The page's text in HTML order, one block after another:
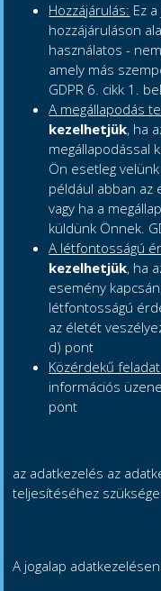
Hozzájárulás: Ez
hozzájáruláson
használatos -
amely más
GDPR 6. cikk 1.
A megállapodás
kezelhetjük, ha
megállapodással
Ön esetleg
például abban az
vagy ha a
küldünk Önnek.
A létfontosságú
kezelhetjük, ha
esemény
létfontosságú
az életét
d) pont
Közérdekű
információs
pont
az adatkezelés az
teljesítéséhez
A jogalap